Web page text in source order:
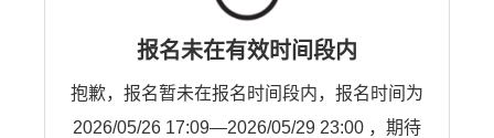
报名未在有效时间段内
抱歉，报名暂未在报名时间段内，报名时间为
2026/05/26 17:09—2026/05/29 23:00 ，期待